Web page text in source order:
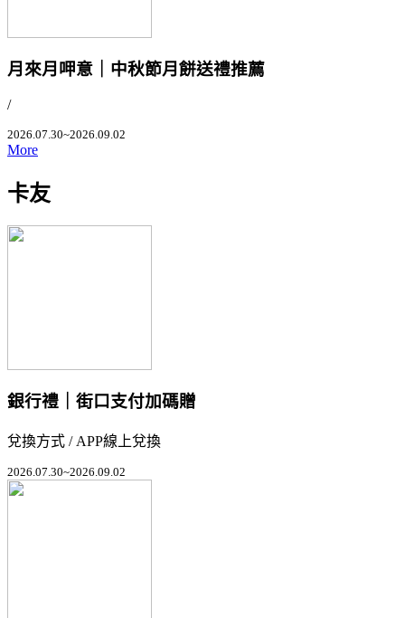
月來月呷意｜中秋節月餅送禮推薦
/
2026.07.30~2026.09.02
More
卡友
銀行禮｜街口支付加碼贈
兌換方式 / APP線上兌換
2026.07.30~2026.09.02